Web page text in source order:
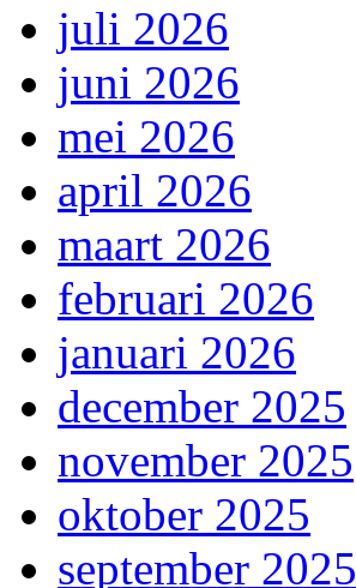
juli 2026
juni 2026
mei 2026
april 2026
maart 2026
februari 2026
januari 2026
december 2025
november 2025
oktober 2025
september 2025